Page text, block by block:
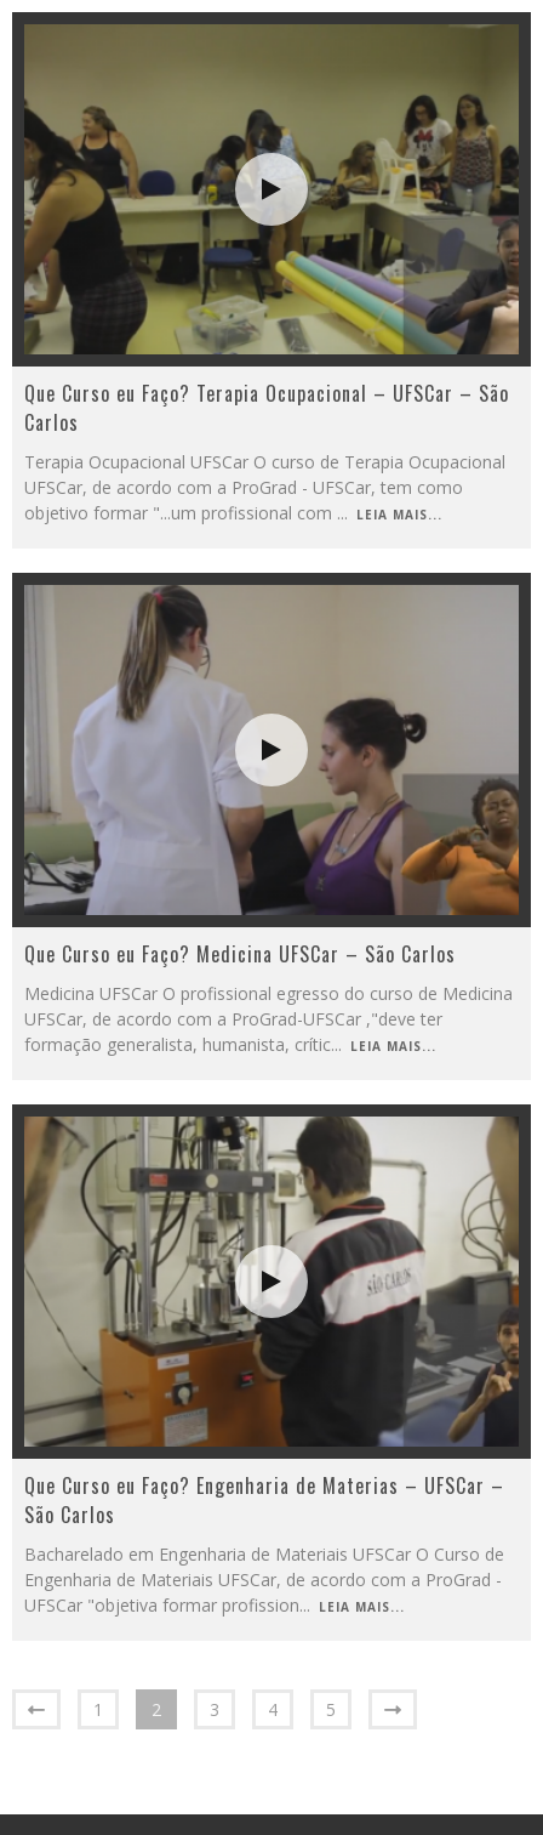
Que Curso eu Faço? Terapia Ocupacional – UFSCar – São
Carlos
Terapia Ocupacional UFSCar O curso de Terapia Ocupacional
UFSCar, de acordo com a ProGrad - UFSCar, tem como
objetivo formar "...um profissional com ... LEIA MAIS...
Que Curso eu Faço? Medicina UFSCar – São Carlos
Medicina UFSCar O profissional egresso do curso de Medicina
UFSCar, de acordo com a ProGrad-UFSCar ,"deve ter
formação generalista, humanista, crític... LEIA MAIS...
Que Curso eu Faço? Engenharia de Materias – UFSCar –
São Carlos
Bacharelado em Engenharia de Materiais UFSCar O Curso de
Engenharia de Materiais UFSCar, de acordo com a ProGrad -
UFSCar "objetiva formar profission... LEIA MAIS...
1 2 3 4 5